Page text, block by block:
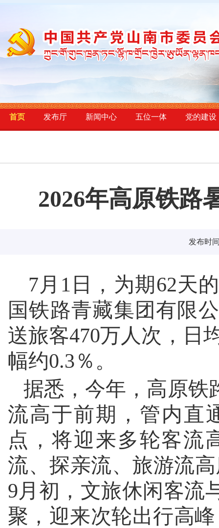
首页 发布厅 新闻中心 五位一体 党的建设
2026年高原铁路
发布时
7月1日，为期62天
国铁路青藏集团有限
送旅客470万人次，日
幅约0.3％。
据悉，今年，高原铁
流高于前期，管内直
点，将迎来多轮客流
流、探亲流、旅游流
9月初，文旅休闲客流
聚，迎来次轮出行高